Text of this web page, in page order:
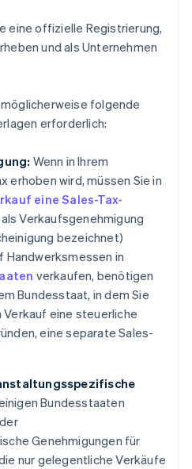
eine offizielle Registrierung,
und als Unternehmen
folgende
erforderlich:
Wenn in Ihrem
erhoben wird, müssen Sie in
eine Sales-Tax-
Verkaufsgenehmigung
bezeichnet)
Handwerksmessen in
verkaufen, benötigen
Bundesstaat, in dem Sie
eine steuerliche
eine separate Sales-
Bundesstaaten
Genehmigungen für
nur gelegentliche Verkäufe